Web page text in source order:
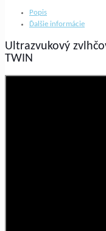
TWIN
Popis
Ďalšie informácie
Ultrazvukový
TWIN